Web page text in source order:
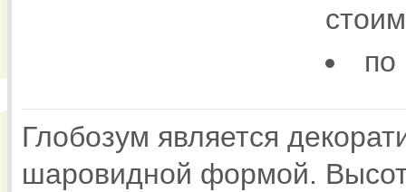
по
Глобозум является
шаровидной формой.